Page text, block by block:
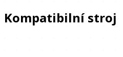
Kompatibilní stroj